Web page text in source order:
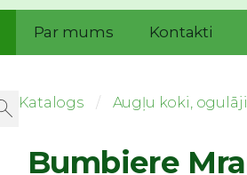
Par mums Kontakti
Katalogs Augļu koki,
Bumbiere